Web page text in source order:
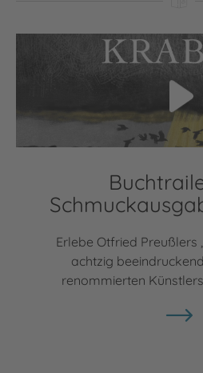
Video abspielen
Erlebe Otfried Preußlers
achtzig
renommierten